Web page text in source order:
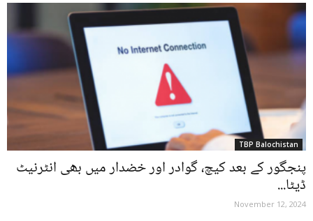
TBP Balochistan
پنجگور کے بعد کیچ، گوادر اور خضدار میں بھی انٹرنیٹ
ڈیٹا...
November 12, 2024